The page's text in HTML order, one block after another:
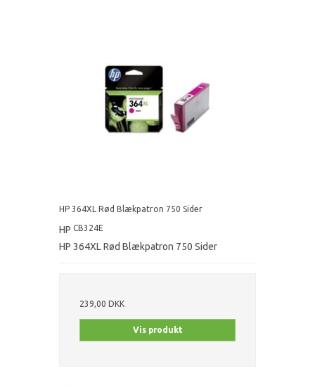
HP 364XL Rød Blækpatron 750 Sider
HP CB324E
HP 364XL Rød Blækpatron 750 Sider
239,00 DKK
Vis produkt